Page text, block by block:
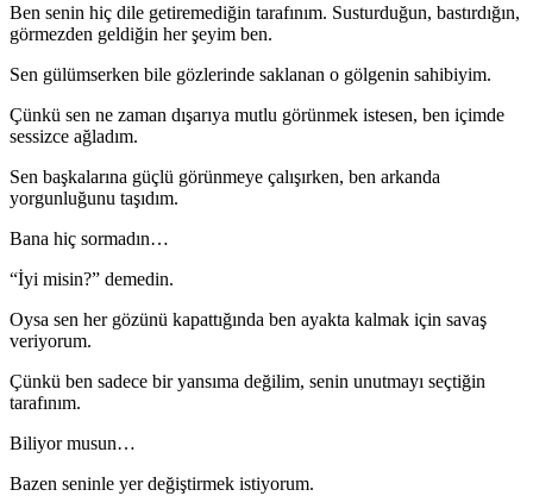
Ben senin hiç dile getiremediğin tarafınım. Susturduğun, bastırdığın,
görmezden geldiğin her şeyim ben.
Sen gülümserken bile gözlerinde saklanan o gölgenin sahibiyim.
Çünkü sen ne zaman dışarıya mutlu görünmek istesen, ben içimde
sessizce ağladım.
Sen başkalarına güçlü görünmeye çalışırken, ben arkanda
yorgunluğunu taşıdım.
Bana hiç sormadın…
“İyi misin?” demedin.
Oysa sen her gözünü kapattığında ben ayakta kalmak için savaş
veriyorum.
Çünkü ben sadece bir yansıma değilim, senin unutmayı seçtiğin
tarafınım.
Biliyor musun…
Bazen seninle yer değiştirmek istiyorum.